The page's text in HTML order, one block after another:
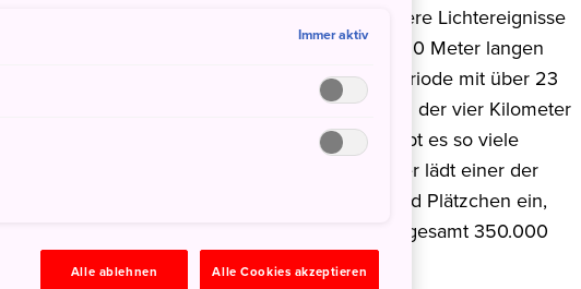
Örtlichkeiten finden 20 kleinere und größere Lichtereignisse
an der Burg von Osaka, wo auf einer 30 Meter langen
jährige Geschichte von der Edo- bis zur Meiji-Periode mit über 23
dargestellt wird. Die komplette Beleuchtung der vier Kilometer
als Weltrekord betrachtet, nirgendwo sonst gibt es so viele
einer Fahrbahn. Und vom 16. bis 25. Dezember lädt einer der
in Japan zu Glühwein, Bratwurst und Plätzchen ein,
geschmückt mit 27 Weihnachtsbäumen und insgesamt 350.000
Immer aktiv
Alle ablehnen Alle Cookies akzeptieren